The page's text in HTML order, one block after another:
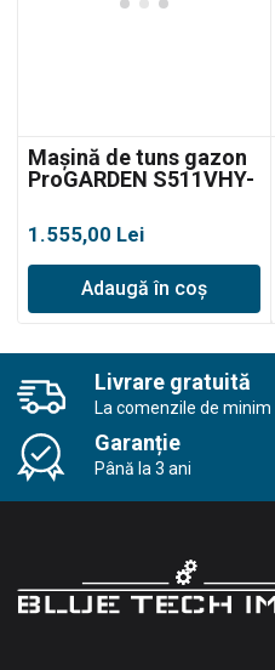
Mașină de tuns gazon
ProGARDEN S511VHY-
1.555,00 Lei
Adaugă în coș
Livrare gratuită
La comenzile de minim
Garanție
Până la 3 ani